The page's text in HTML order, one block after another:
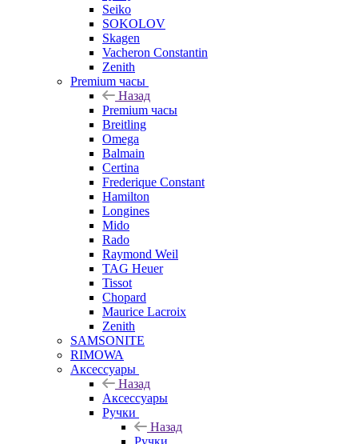
Seiko
SOKOLOV
Skagen
Vacheron Constantin
Zenith
Premium часы
Назад
Premium часы
Breitling
Omega
Balmain
Certina
Frederique Constant
Hamilton
Longines
Mido
Rado
Raymond Weil
TAG Heuer
Tissot
Chopard
Maurice Lacroix
Zenith
SAMSONITE
RIMOWA
Аксессуары
Назад
Аксессуары
Ручки
Назад
Ручки